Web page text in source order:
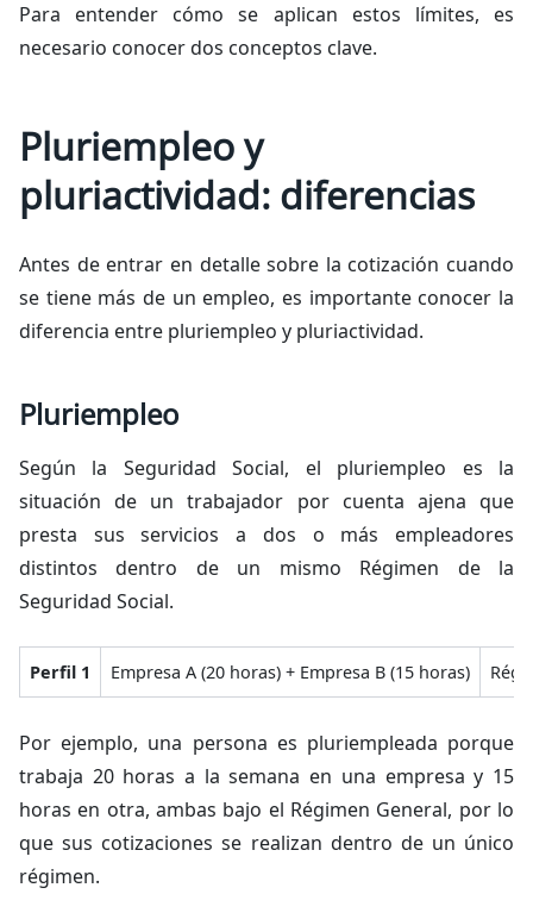
Para entender cómo se aplican estos límites, es
necesario conocer dos conceptos clave.
Pluriempleo y
pluriactividad: diferencias
Antes de entrar en detalle sobre la cotización cuando
se tiene más de un empleo, es importante conocer la
diferencia entre pluriempleo y pluriactividad.
Pluriempleo
Según la Seguridad Social, el pluriempleo es la
situación de un trabajador por cuenta ajena que
presta sus servicios a dos o más empleadores
distintos dentro de un mismo Régimen de la
Seguridad Social.
Perfil 1 Empresa A (20 horas) + Empresa B (15 horas)
Por ejemplo, una persona es pluriempleada porque
trabaja 20 horas a la semana en una empresa y 15
horas en otra, ambas bajo el Régimen General, por lo
que sus cotizaciones se realizan dentro de un único
régimen.